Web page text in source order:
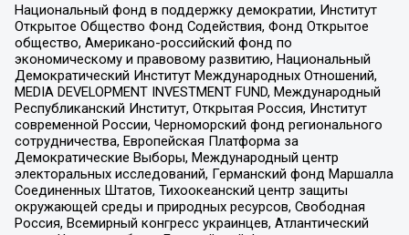
Национальный фонд в поддержку демократии, Институт
Открытое Общество Фонд Содействия, Фонд Открытое
общество, Американо-российский фонд по
экономическому и правовому развитию, Национальный
Демократический Институт Международных Отношений,
MEDIA DEVELOPMENT INVESTMENT FUND, Международный
Республиканский Институт, Открытая Россия, Институт
современной России, Черноморский фонд регионального
сотрудничества, Европейская Платформа за
Демократические Выборы, Международный центр
электоральных исследований, Германский фонд Маршалла
Соединенных Штатов, Тихоокеанский центр защиты
окружающей среды и природных ресурсов, Свободная
Россия, Всемирный конгресс украинцев, Атлантический